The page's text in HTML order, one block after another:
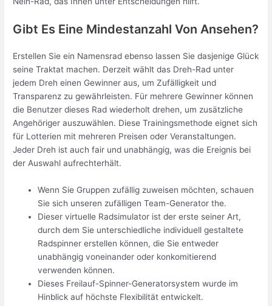
Gibt Es Eine Mindestanzahl Von Ansehen?
Erstellen Sie ein Namensrad ebenso lassen Sie dasjenige Glück
seine Traktat machen. Derzeit wählt das Dreh-Rad unter
jedem Dreh einen Gewinner aus, um Zufälligkeit und
Transparenz zu gewährleisten. Für mehrere Gewinner können
die Benutzer dieses Rad wiederholt drehen, um zusätzliche
Angehöriger auszuwählen. Diese Trainingsmethode eignet sich
für Lotterien mit mehreren Preisen oder Veranstaltungen.
Jeder Dreh ist auch fair und unabhängig, was die Ereignis bei
der Auswahl aufrechterhält.
Wenn Sie Gruppen zufällig zuweisen möchten, schauen
Sie sich unseren zufälligen Team-Generator the.
Dieser virtuelle Radsimulator ist der erste seiner Art,
durch dem Sie unterschiedliche individuell gestaltete
Radspinner erstellen können, die Sie entweder
unabhängig voneinander oder konkomitierend
verwenden können.
Dieses Freilauf-Spinner-Generatorsystem wurde im
Hinblick auf höchste Flexibilität entwickelt.